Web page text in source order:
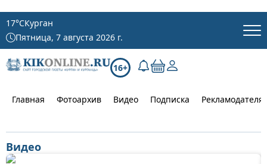
17°CКурган
Пятница, 7 августа 2026 г.
16+
Главная Фотоархив Видео Подписка
Видео